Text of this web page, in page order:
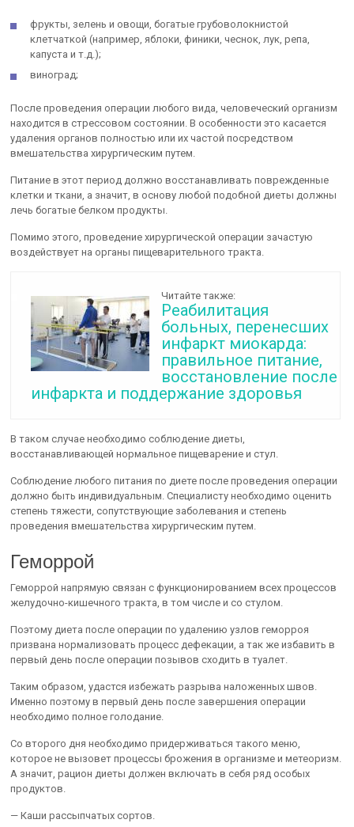
фрукты, зелень и овощи, богатые грубоволокнистой
клетчаткой (например, яблоки, финики, чеснок, лук, репа,
капуста и т.д.);
виноград;
После проведения операции любого вида, человеческий организм
находится в стрессовом состоянии. В особенности это касается
удаления органов полностью или их частой посредством
вмешательства хирургическим путем.
Питание в этот период должно восстанавливать поврежденные
клетки и ткани, а значит, в основу любой подобной диеты должны
лечь богатые белком продукты.
Помимо этого, проведение хирургической операции зачастую
воздействует на органы пищеварительного тракта.
Читайте также:
Реабилитация
больных, перенесших
инфаркт миокарда:
правильное питание,
восстановление после
инфаркта и поддержание здоровья
В таком случае необходимо соблюдение диеты,
восстанавливающей нормальное пищеварение и стул.
Соблюдение любого питания по диете после проведения операции
должно быть индивидуальным. Специалисту необходимо оценить
степень тяжести, сопутствующие заболевания и степень
проведения вмешательства хирургическим путем.
Геморрой
Геморрой напрямую связан с функционированием всех процессов
желудочно-кишечного тракта, в том числе и со стулом.
Поэтому диета после операции по удалению узлов геморроя
призвана нормализовать процесс дефекации, а так же избавить в
первый день после операции позывов сходить в туалет.
Таким образом, удастся избежать разрыва наложенных швов.
Именно поэтому в первый день после завершения операции
необходимо полное голодание.
Со второго дня необходимо придерживаться такого меню,
которое не вызовет процессы брожения в организме и метеоризм.
А значит, рацион диеты должен включать в себя ряд особых
продуктов.
— Каши рассыпчатых сортов.